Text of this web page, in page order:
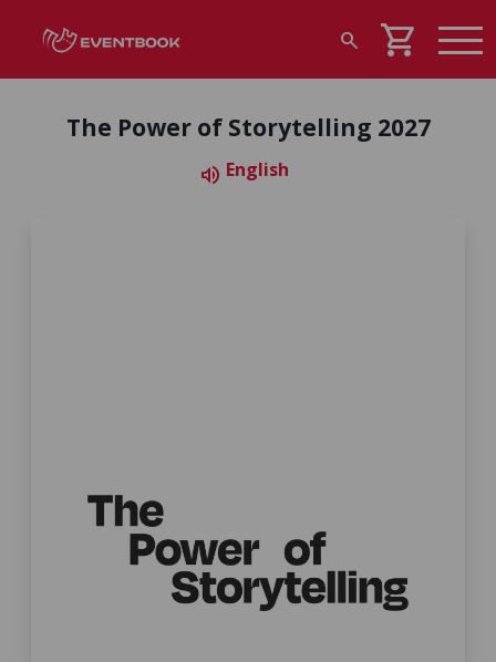
search shopping_cart
The Power of Storytelling 2027
volume_up English